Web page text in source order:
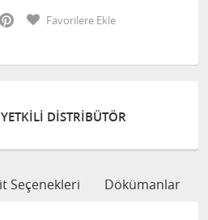
PinterestFavorilere Ekle
DISTRIBÜTÖR
Seçenekleri Dökümanlar